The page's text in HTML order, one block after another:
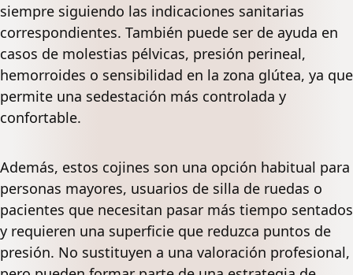
siempre siguiendo las indicaciones sanitarias
correspondientes. También puede ser de ayuda en
casos de molestias pélvicas, presión perineal,
hemorroides o sensibilidad en la zona glútea, ya que
permite una sedestación más controlada y
confortable.
Además, estos cojines son una opción habitual para
personas mayores, usuarios de silla de ruedas o
pacientes que necesitan pasar más tiempo sentados
y requieren una superficie que reduzca puntos de
presión. No sustituyen a una valoración profesional,